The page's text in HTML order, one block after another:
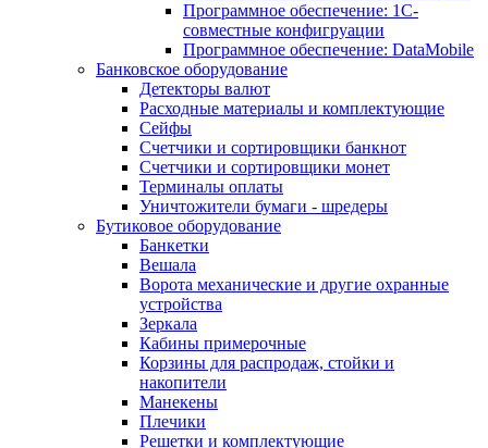
Программное обеспечение: 1С-
совместные конфигруации
Программное обеспечение: DataMobile
Банковское оборудование
Детекторы валют
Расходные материалы и комплектующие
Сейфы
Счетчики и сортировщики банкнот
Счетчики и сортировщики монет
Терминалы оплаты
Уничтожители бумаги - шредеры
Бутиковое оборудование
Банкетки
Вешала
Ворота механические и другие охранные
устройства
Зеркала
Кабины примерочные
Корзины для распродаж, стойки и
накопители
Манекены
Плечики
Решетки и комплектующие